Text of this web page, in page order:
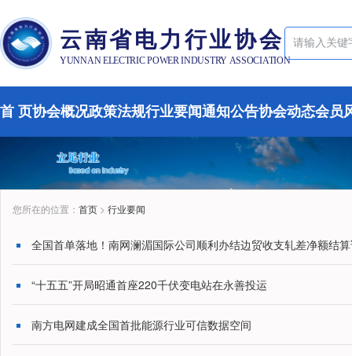
云南省电力行业协会
YUNNAN ELECTRIC POWER INDUSTRY ASSOCIATION
首 页协会概况政策法规行业要闻通知公告协会动态会员
您所在的位置： 首页 > 行业要闻
全国首单落地！南网澜湄国际公司顺利办结边贸收支轧差净额结
“十五五”开局昭通首座220千伏变电站在永善投运
南方电网建成全国首批能源行业可信数据空间